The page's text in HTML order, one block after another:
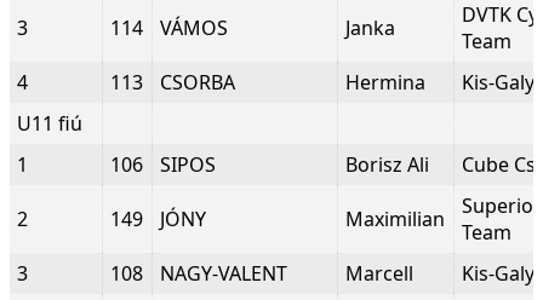
3 114 VÁMOS Janka
DVTK
Team
4
113 CSORBA Hermina
Kis-
U11 fiú
1
106 SIPOS Borisz Ali Cube
2 149 JÓNY Maximilian
Team
3
108 NAGY-VALENT Marcell Kis-